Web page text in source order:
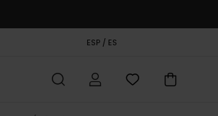
ESP / ES